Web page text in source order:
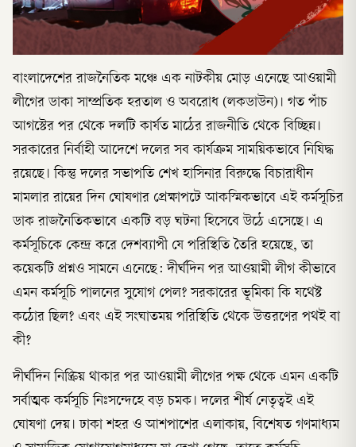
বাংলাদেশের রাজনৈতিক মঞ্চে এক নাটকীয় মোড় এনেছে আওয়ামী
লীগের ডাকা সাম্প্রতিক হরতাল ও অবরোধ (লকডাউন)। গত পাঁচ
আগস্টের পর থেকে দলটি কার্যত মাঠের রাজনীতি থেকে বিচ্ছিন্ন।
সরকারের নির্বাহী আদেশে দলের সব কার্যক্রম সাময়িকভাবে নিষিদ্ধ
রয়েছে। কিন্তু দলের সভাপতি শেখ হাসিনার বিরুদ্ধে বিচারাধীন
মামলার রায়ের দিন ঘোষণার প্রেক্ষাপটে আকস্মিকভাবে এই কর্মসূচির
ডাক রাজনৈতিকভাবে একটি বড় ঘটনা হিসেবে উঠে এসেছে। এ
কর্মসূচিকে কেন্দ্র করে দেশব্যাপী যে পরিস্থিতি তৈরি হয়েছে, তা
কয়েকটি প্রশ্নও সামনে এনেছে: দীর্ঘদিন পর আওয়ামী লীগ কীভাবে
এমন কর্মসূচি পালনের সুযোগ পেল? সরকারের ভূমিকা কি যথেষ্ট
কঠোর ছিল? এবং এই সংঘাতময় পরিস্থিতি থেকে উত্তরণের পথই বা
কী?
দীর্ঘদিন নিষ্ক্রিয় থাকার পর আওয়ামী লীগের পক্ষ থেকে এমন একটি
সর্বাত্মক কর্মসূচি নিঃসন্দেহে বড় চমক। দলের শীর্ষ নেতৃত্বই এই
ঘোষণা দেয়। ঢাকা শহর ও আশপাশের এলাকায়, বিশেষত গণমাধ্যম